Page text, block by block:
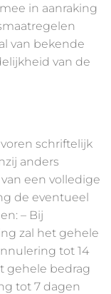
in aanraking
van bekende
van de
schriftelijk
anders
een volledige
de eventueel
– Bij
zal het gehele
tot 14
gehele bedrag
tot 7 dagen